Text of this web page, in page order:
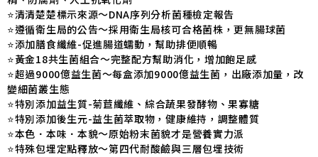
⭐️清清楚楚標示來源～DNA序列分析菌種檢定報告
⭐️遵循衛生局的公告～採用衛生局核可合格菌株，更無腸球菌
⭐️添加膳食纖維-促進腸道蠕動，幫助排便順暢
⭐️黃金18共生菌組合～完整配方幫助消化，增加飽足感
⭐️超過9000億益生菌～每盒添加9000億益生菌，出廠添加量，改
變細菌叢生態
⭐️特別添加益生質-菊苣纖維、綜合蔬果發酵物、果寡糖
⭐️特別添加後生元-益生菌萃取物，健康維持，調整體質
⭐️本色．本味．本貌～原始粉末菌貌才是營養實力派
⭐️特殊包埋定點釋放～第四代耐酸鹼與三層包埋技術